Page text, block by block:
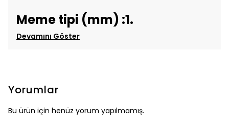
Meme tipi (mm) :1.
Devamını Göster
Yorumlar
Bu ürün için henüz yorum yapılmamış.